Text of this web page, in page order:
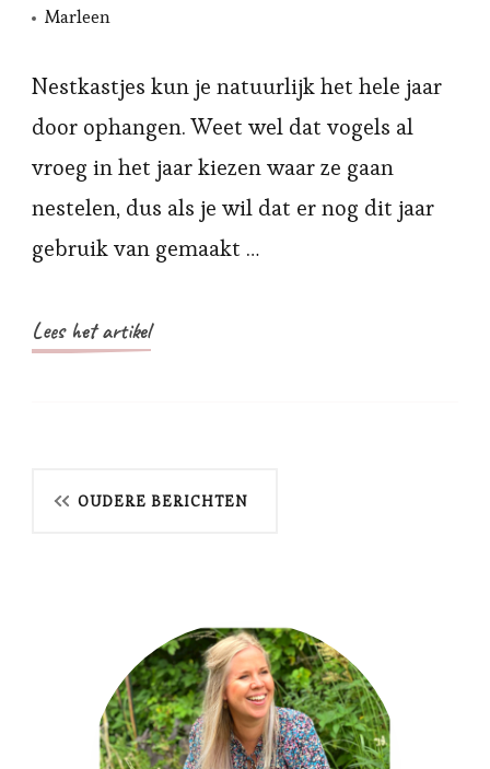
Marleen
Nestkastjes kun je natuurlijk het hele jaar
door ophangen. Weet wel dat vogels al
vroeg in het jaar kiezen waar ze gaan
nestelen, dus als je wil dat er nog dit jaar
gebruik van gemaakt …
Lees het artikel
Berichtnavigatie
OUDERE BERICHTEN